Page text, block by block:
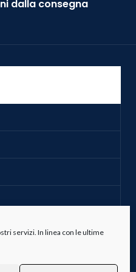
servizi. In linea con le ultime
dalla consegna